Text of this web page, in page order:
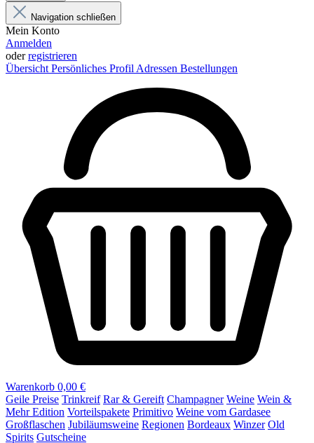
Navigation schließen
Mein Konto
Anmelden
oderregistrieren
Übersicht Persönliches Profil Adressen Bestellungen
Warenkorb 0,00 €
Geile Preise Trinkreif Rar & Gereift Champagner Weine Wein &
Mehr Edition Vorteilspakete Primitivo Weine vom Gardasee
Großflaschen Jubiläumsweine Regionen Bordeaux Winzer Old
Spirits Gutscheine